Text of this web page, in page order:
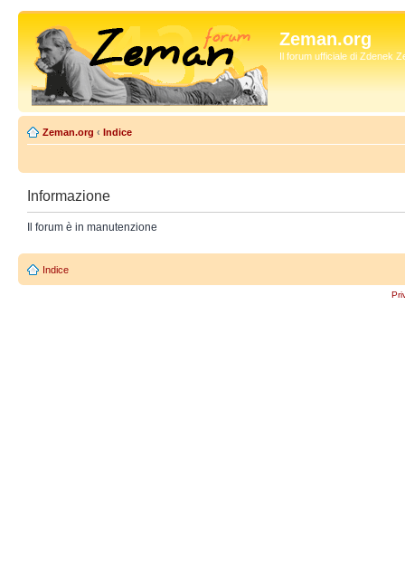
Zeman.org
Il forum ufficiale di Zdenek
Zeman.org ‹ Indice
Informazione
Il forum è in manutenzione
Indice